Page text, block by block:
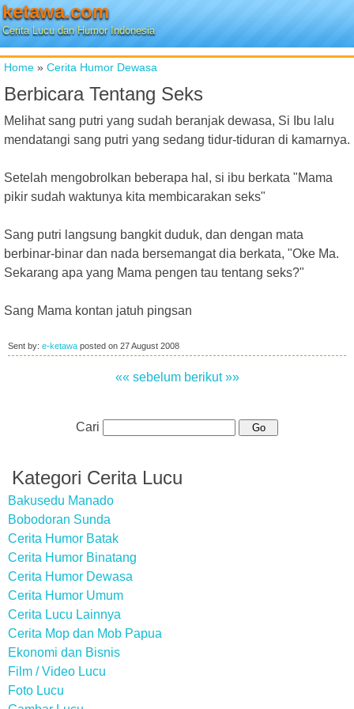
ketawa.com
Cerita Lucu dan Humor Indonesia
Home » Cerita Humor Dewasa
Berbicara Tentang Seks
Melihat sang putri yang sudah beranjak dewasa, Si Ibu lalu
mendatangi sang putri yang sedang tidur-tiduran di kamarnya.
Setelah mengobrolkan beberapa hal, si ibu berkata "Mama
pikir sudah waktunya kita membicarakan seks"
Sang putri langsung bangkit duduk, dan dengan mata
berbinar-binar dan nada bersemangat dia berkata, "Oke Ma.
Sekarang apa yang Mama pengen tau tentang seks?"
Sang Mama kontan jatuh pingsan
Sent by: e-ketawa posted on 27 August 2008
«« sebelum berikut »»
Cari
Kategori Cerita Lucu
Bakusedu Manado
Bobodoran Sunda
Cerita Humor Batak
Cerita Humor Binatang
Cerita Humor Dewasa
Cerita Humor Umum
Cerita Lucu Lainnya
Cerita Mop dan Mob Papua
Ekonomi dan Bisnis
Film / Video Lucu
Foto Lucu